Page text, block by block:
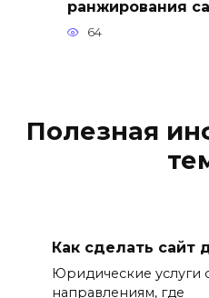
ранжирования
64
Полезная
Как сделать сайт
Юридические услуги
направлениям, где